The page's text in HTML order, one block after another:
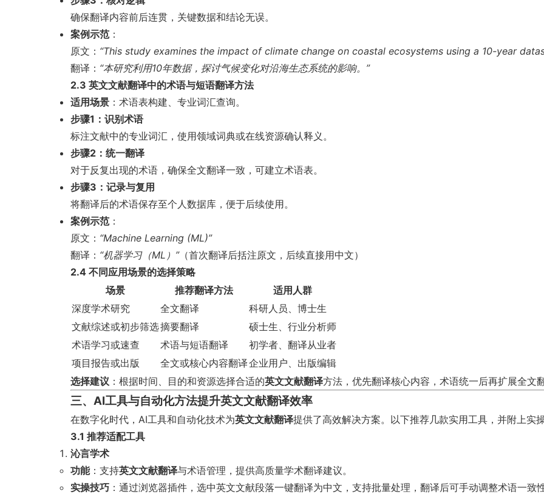
确保翻译内容前后连贯，关键数据和结论无误。
案例示范：
原文： “This study examines the impact of climate change on coastal ecosystems using a 10-year
翻译： “本研究利用10年数据，探讨气候变化对沿海生态系统的影响。”
2.3 英文文献翻译中的术语与短语翻译方法
适用场景 ：术语表构建、专业词汇查询。
步骤1：识别术语
标注文献中的专业词汇，使用领域词典或在线资源确认释义。
步骤2：统一翻译
对于反复出现的术语，确保全文翻译一致，可建立术语表。
步骤3：记录与复用
将翻译后的术语保存至个人数据库，便于后续使用。
案例示范：
原文： “Machine Learning (ML)”
翻译： “机器学习（ML）”（首次翻译后括注原文，后续直接用中文）
2.4 不同应用场景的选择策略
场景
推荐翻译方法
适用人群
深度学术研究
全文翻译
科研人员、博士生
文献综述或初步筛选摘要翻译
硕士生、行业分析师
术语学习或速查
术语与短语翻译
初学者、翻译从业者
项目报告或出版
全文或核心内容翻译企业用户、出版编辑
选择建议 ：根据时间、目的和资源选择合适的英文文献翻译方法，优先翻译核心内容，术语统一后再扩展全文
三、AI工具与自动化方法提升英文文献翻译效率
在数字化时代，AI工具和自动化技术为英文文献翻译提供了高效解决方案。以下推荐几款实用工具，并附上实
3.1 推荐适配工具
沁言学术
功能：支持英文文献翻译与术语管理，提供高质量学术翻译建议。
实操技巧 ：通过浏览器插件，选中英文文献段落一键翻译为中文，支持批量处理，翻译后可手动调整术语一致